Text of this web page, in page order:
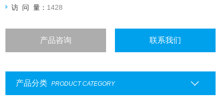
访 问 量： 1428
产品咨询 联系我们
产品分类 PRODUCT CATEGORY